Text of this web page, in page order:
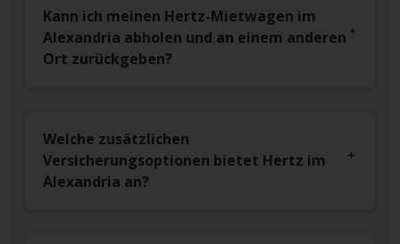
Kann ich meinen Hertz-Mietwagen im
Alexandria abholen und an einem anderen
Ort zurückgeben?
Welche zusätzlichen
Versicherungsoptionen bietet Hertz im
Alexandria an?